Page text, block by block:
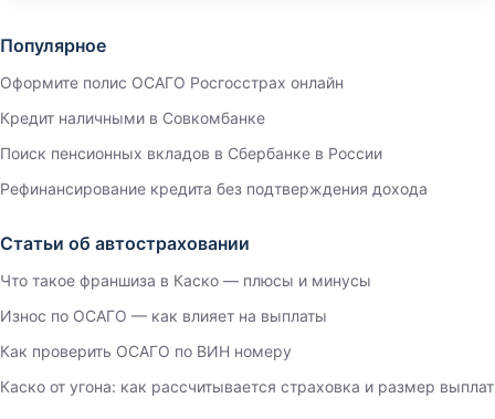
Популярное
Оформите полис ОСАГО Росгосстрах онлайн
Кредит наличными в Совкомбанке
Поиск пенсионных вкладов в Сбербанке в России
Рефинансирование кредита без подтверждения дохода
Статьи об автостраховании
Что такое франшиза в Каско — плюсы и минусы
Износ по ОСАГО — как влияет на выплаты
Как проверить ОСАГО по ВИН номеру
Каско от угона: как рассчитывается страховка и размер выплат